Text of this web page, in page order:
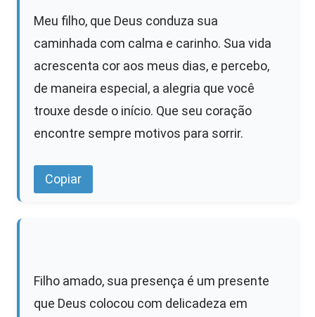
Meu filho, que Deus conduza sua
caminhada com calma e carinho. Sua vida
acrescenta cor aos meus dias, e percebo,
de maneira especial, a alegria que você
trouxe desde o início. Que seu coração
encontre sempre motivos para sorrir.
Copiar
Filho amado, sua presença é um presente
que Deus colocou com delicadeza em